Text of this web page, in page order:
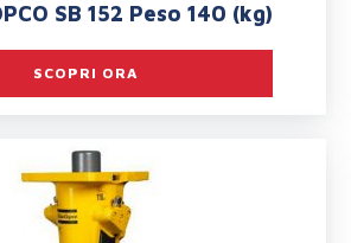
SB 152 Peso 140 (kg)
SCOPRI ORA